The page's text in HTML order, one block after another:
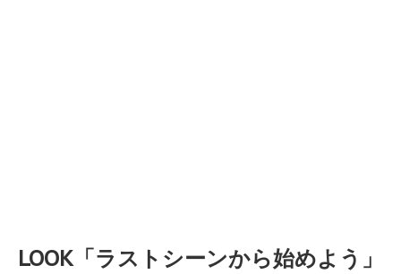
LOOK「ラストシーンから始めよう」